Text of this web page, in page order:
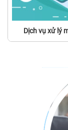
Dịch vụ xử lý